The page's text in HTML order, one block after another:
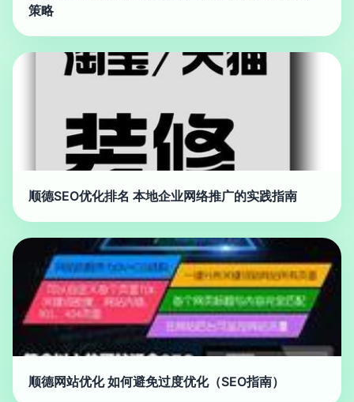
策略
顺德SEO优化排名 本地企业网络推广的实践指南
顺德网站优化 如何避免过度优化（SEO指南）